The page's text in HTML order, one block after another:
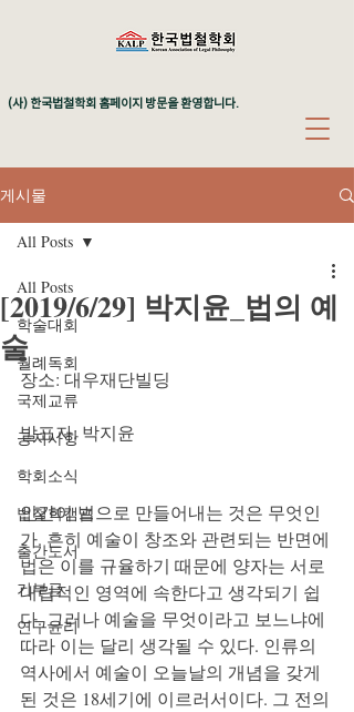
(사) 한국법철학회 홈페이지 방문을 환영합니다.
게시물
All Posts
학술대회
월례독회
국제교류
공지사항
학회소식
법철학캠프
출간도서
기부금
연구윤리
All Posts
[2019/6/29] 박지윤_법의 예
술
장소: 대우재단빌딩
발표자: 박지윤
인간이 법으로 만들어내는 것은 무엇인
가. 흔히 예술이 창조와 관련되는 반면에
법은 이를 규율하기 때문에 양자는 서로
대립적인 영역에 속한다고 생각되기 쉽
다. 그러나 예술을 무엇이라고 보느냐에
따라 이는 달리 생각될 수 있다. 인류의
역사에서 예술이 오늘날의 개념을 갖게
된 것은 18세기에 이르러서이다. 그 전의